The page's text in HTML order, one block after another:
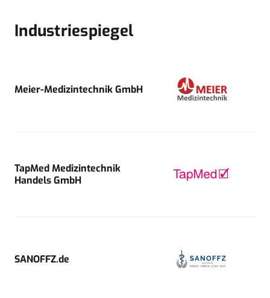
Industriespiegel
Meier-Medizintechnik GmbH
TapMed Medizintechnik
Handels GmbH
SANOFFZ.de